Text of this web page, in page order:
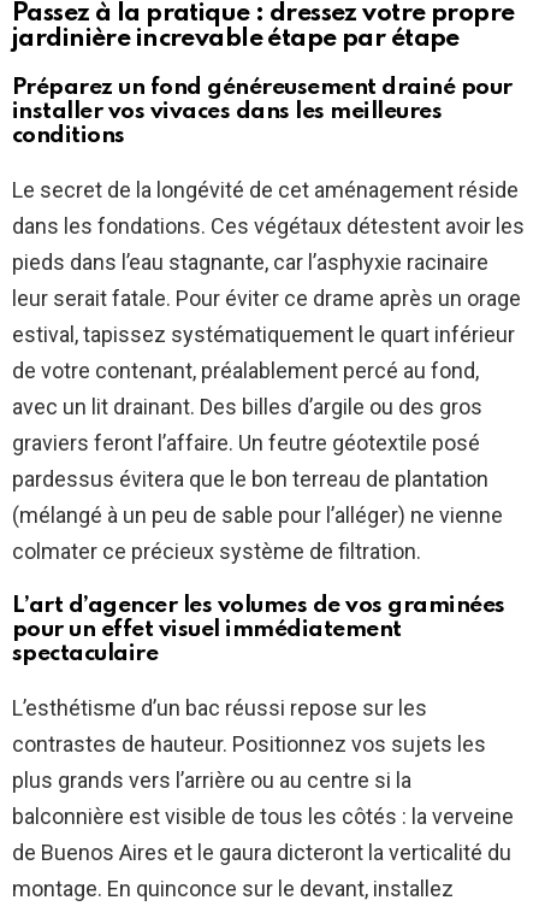
Passez à la pratique : dressez votre propre
jardinière increvable étape par étape
Préparez un fond généreusement drainé pour
installer vos vivaces dans les meilleures
conditions
Le secret de la longévité de cet aménagement réside
dans les fondations. Ces végétaux détestent avoir les
pieds dans l’eau stagnante, car l’asphyxie racinaire
leur serait fatale. Pour éviter ce drame après un orage
estival, tapissez systématiquement le quart inférieur
de votre contenant, préalablement percé au fond,
avec un lit drainant. Des billes d’argile ou des gros
graviers feront l’affaire. Un feutre géotextile posé
pardessus évitera que le bon terreau de plantation
(mélangé à un peu de sable pour l’alléger) ne vienne
colmater ce précieux système de filtration.
L’art d’agencer les volumes de vos graminées
pour un effet visuel immédiatement
spectaculaire
L’esthétisme d’un bac réussi repose sur les
contrastes de hauteur. Positionnez vos sujets les
plus grands vers l’arrière ou au centre si la
balconnière est visible de tous les côtés : la verveine
de Buenos Aires et le gaura dicteront la verticalité du
montage. En quinconce sur le devant, installez